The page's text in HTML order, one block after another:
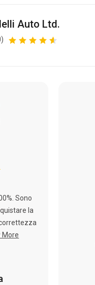
Auto Ltd.
Sono
la
More